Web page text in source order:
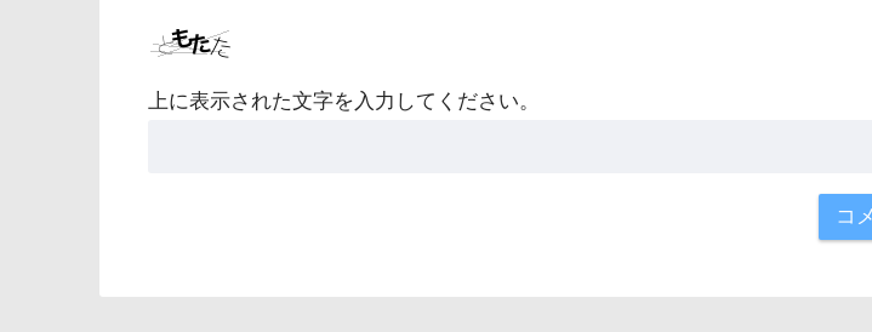
上に表示された文字を入力してください。